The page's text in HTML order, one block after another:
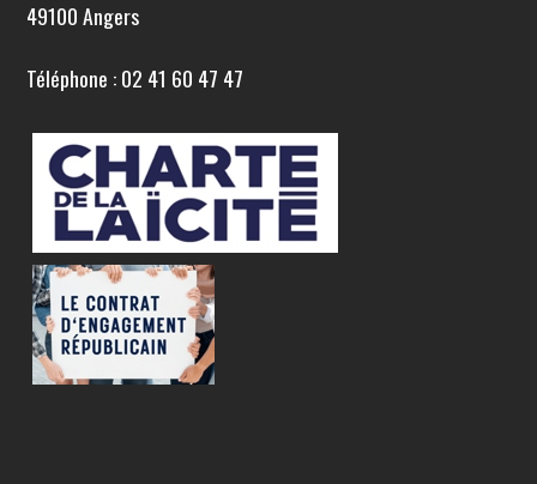
49100 Angers
Téléphone : 02 41 60 47 47